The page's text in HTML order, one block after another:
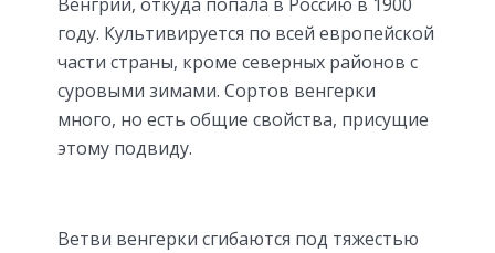
году. Культивируется по всей европейской
части страны, кроме северных районов с
суровыми зимами. Сортов венгерки
много, но есть общие свойства, присущие
этому подвиду.
Ветви венгерки сгибаются под тяжестью